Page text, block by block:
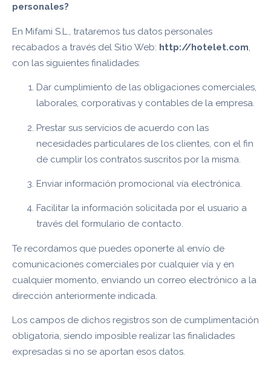
personales?
En Mifami S.L., trataremos tus datos personales
recabados a través del Sitio Web: http://hotelet.com,
con las siguientes finalidades:
Dar cumplimiento de las obligaciones comerciales,
laborales, corporativas y contables de la empresa.
Prestar sus servicios de acuerdo con las
necesidades particulares de los clientes, con el fin
de cumplir los contratos suscritos por la misma.
Enviar información promocional vía electrónica.
Facilitar la información solicitada por el usuario a
través del formulario de contacto.
Te recordamos que puedes oponerte al envío de
comunicaciones comerciales por cualquier vía y en
cualquier momento, enviando un correo electrónico a la
dirección anteriormente indicada.
Los campos de dichos registros son de cumplimentación
obligatoria, siendo imposible realizar las finalidades
expresadas si no se aportan esos datos.